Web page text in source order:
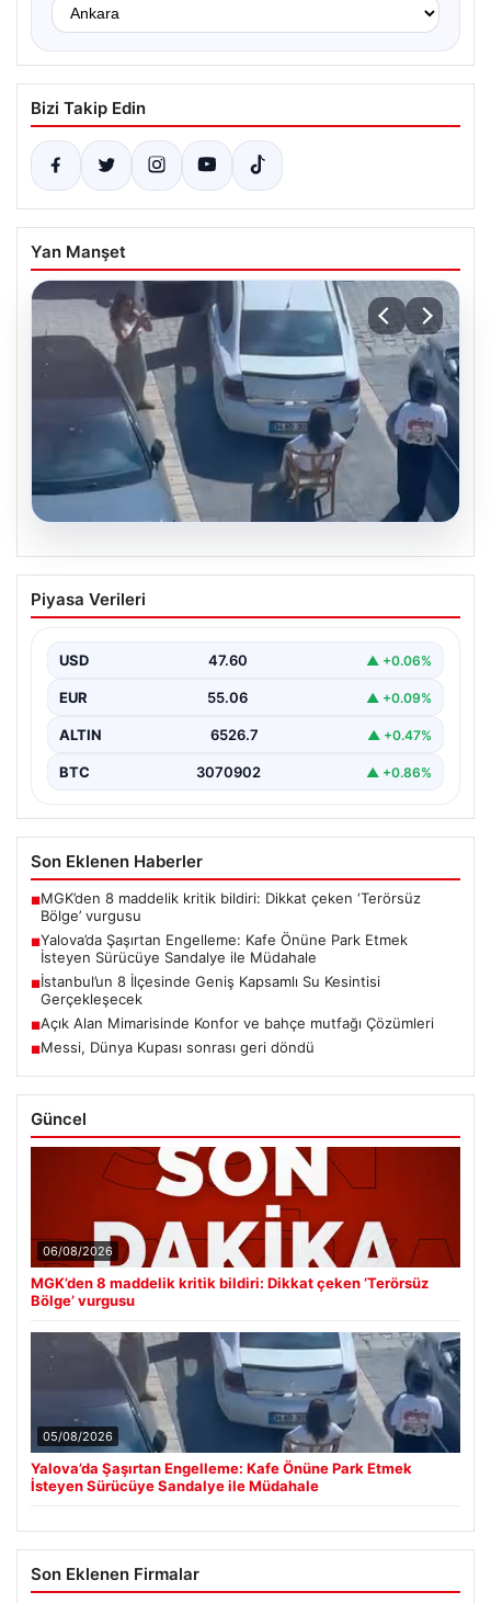
Bizi Takip Edin
Yan Manşet
05.08.2026
Yalova’da Şaşırtan Engelleme: Kafe
Önüne Park Etmek İsteyen Sürücüye
Yalova'da yaşanan sıra dışı bir olay, gündeme damgasını
Piyasa Verileri
USD 47.60 ▲ +0.06%
EUR 55.06 ▲ +0.09%
ALTIN 6526.7 ▲ +0.47%
BTC 3070902 ▲ +0.86%
Son Eklenen Haberler
■MGK’den 8 maddelik kritik bildiri: Dikkat çeken ‘Terörsüz
Bölge’ vurgusu
■Yalova’da Şaşırtan Engelleme: Kafe Önüne Park Etmek
İsteyen Sürücüye Sandalye ile Müdahale
■İstanbul’un 8 İlçesinde Geniş Kapsamlı Su Kesintisi
Gerçekleşecek
■Açık Alan Mimarisinde Konfor ve bahçe mutfağı Çözümleri
■Messi, Dünya Kupası sonrası geri döndü
Güncel
06/08/2026
MGK’den 8 maddelik kritik bildiri: Dikkat çeken ‘Terörsüz
Bölge’ vurgusu
05/08/2026
Yalova’da Şaşırtan Engelleme: Kafe Önüne Park Etmek
İsteyen Sürücüye Sandalye ile Müdahale
Son Eklenen Firmalar